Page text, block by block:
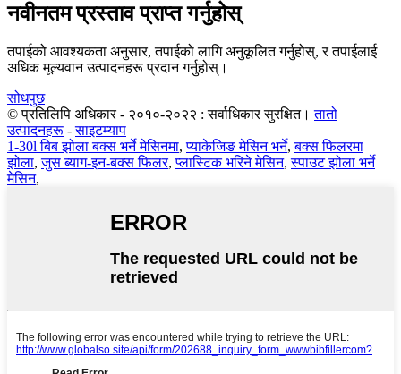
नवीनतम प्रस्ताव प्राप्त गर्नुहोस्
तपाईको आवश्यकता अनुसार, तपाईको लागि अनुकूलित गर्नुहोस्, र तपाईलाई
अधिक मूल्यवान उत्पादनहरू प्रदान गर्नुहोस्।
सोधपुछ
© प्रतिलिपि अधिकार - २०१०-२०२२ : सर्वाधिकार सुरक्षित। तातो
उत्पादनहरू -साइटम्याप
1-30l बिब झोला बक्स भर्ने मेसिनमा,प्याकेजिङ मेसिन भर्ने,बक्स फिलरमा
झोला,जुस ब्याग-इन-बक्स फिलर,प्लास्टिक भरिने मेसिन,स्पाउट झोला भर्ने
मेसिन,